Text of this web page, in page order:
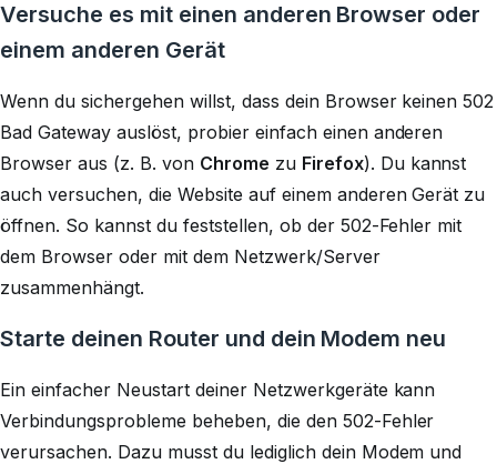
Versuche es mit einen anderen Browser oder
einem anderen Gerät
Wenn du sichergehen willst, dass dein Browser keinen 502
Bad Gateway auslöst, probier einfach einen anderen
Browser aus (z. B. von Chrome zu Firefox). Du kannst
auch versuchen, die Website auf einem anderen Gerät zu
öffnen. So kannst du feststellen, ob der 502-Fehler mit
dem Browser oder mit dem Netzwerk/Server
zusammenhängt.
Starte deinen Router und dein Modem neu
Ein einfacher Neustart deiner Netzwerkgeräte kann
Verbindungsprobleme beheben, die den 502-Fehler
verursachen. Dazu musst du lediglich dein Modem und